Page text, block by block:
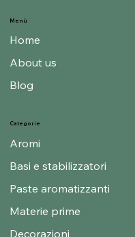
Categorie
Aromi
Basi e stabilizzatori
Paste aromatizzanti
Materie prime
Decorazioni
Menù
Home
About us
Blog